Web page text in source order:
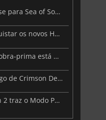
Hollow Knight: Silksong prepara-se para Sea of Sorrow com um patch
A Invasão dos Illuminados: Conquistar os novos Helldivers 2 Atualização!
GTA VI: Para além dos atrasos, a obra-prima está quase a chegar
Pearl Abyss revela imagens de jogo de Crimson Desert para a PS5
A atualização da Nintendo Switch 2 traz o Modo Portátil aos jogos mais antigos da Switch